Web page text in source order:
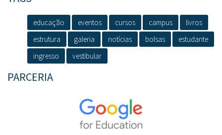
educação eventos cursos campus
livros
estrutura
galeria notícias bolsas
estudante
ingresso
vestibular
PARCERIA